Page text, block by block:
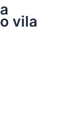
vila